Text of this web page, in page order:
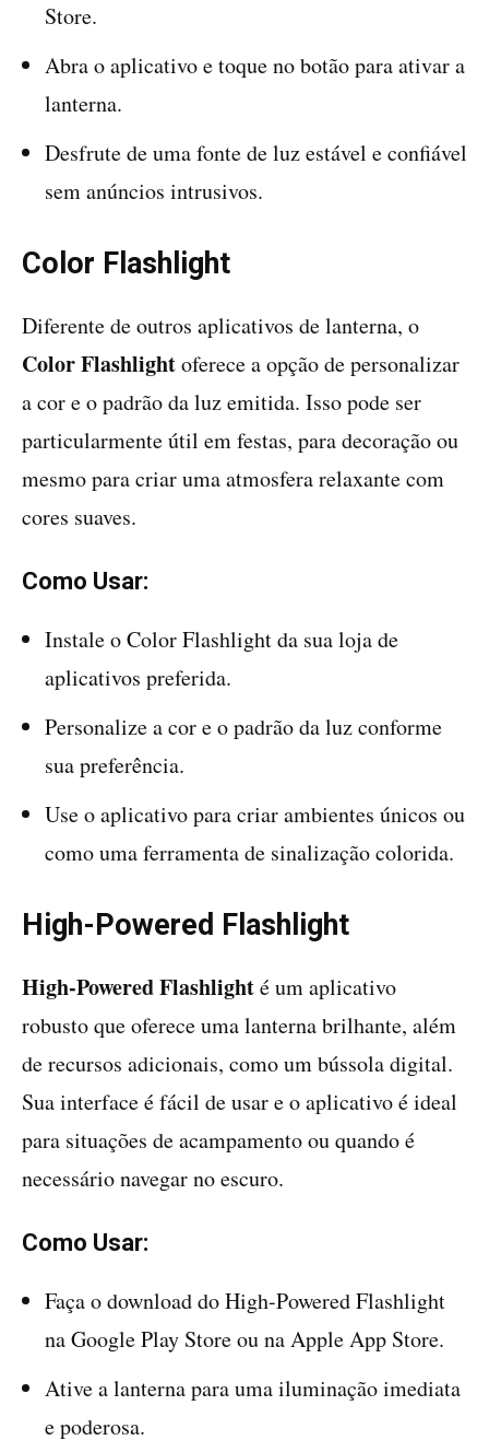
Store.
Abra o aplicativo e toque no botão para ativar a
lanterna.
Desfrute de uma fonte de luz estável e confiável
sem anúncios intrusivos.
Color Flashlight
Diferente de outros aplicativos de lanterna, o
Color Flashlightoferece a opção de personalizar
a cor e o padrão da luz emitida. Isso pode ser
particularmente útil em festas, para decoração ou
mesmo para criar uma atmosfera relaxante com
cores suaves.
Como Usar:
Instale o Color Flashlight da sua loja de
aplicativos preferida.
Personalize a cor e o padrão da luz conforme
sua preferência.
Use o aplicativo para criar ambientes únicos ou
como uma ferramenta de sinalização colorida.
High-Powered Flashlight
High-Powered Flashlighté um aplicativo
robusto que oferece uma lanterna brilhante, além
de recursos adicionais, como um bússola digital.
Sua interface é fácil de usar e o aplicativo é ideal
para situações de acampamento ou quando é
necessário navegar no escuro.
Como Usar:
Faça o download do High-Powered Flashlight
na Google Play Store ou na Apple App Store.
Ative a lanterna para uma iluminação imediata
e poderosa.